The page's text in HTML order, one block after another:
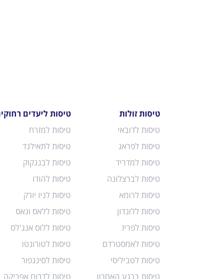
טיסות זולות
טיסות לדובאי
טיסות לפראג
טיסות למדריד
טיסות לברצלונה
טיסות לרומא
טיסות ללונדון
טיסות לפריז
טיסות לאמסטרדם
טיסות לטביליסי
טיסות ברגע האחרון
טיסות ליעדים
טיסות למזרח
טיסות לתאילנד
טיסות לבנגקוק
טיסות להודו
טיסות לניו יורק
טיסות ללאס וגאס
טיסות ללוס אנג'לס
טיסות לטורונטו
טיסות לסינגפור
טיסות לדרום אפריקה